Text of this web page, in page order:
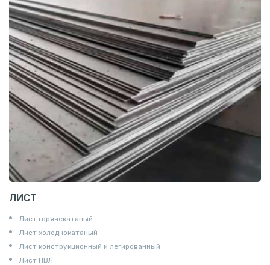
ЛИСТ
Лист горячекатаный
Лист холоднокатаный
Лист конструкционный и легированный
Лист ПВЛ